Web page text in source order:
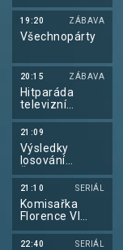
19:20 ZÁBAVA
Všechnopárty
20:15 ZÁBAVA
Hitparáda
televizní
zábavy
21:09
Výsledky
losování
Šťastných 10 a
Euromiliony
21:10 SERIÁL
Komisařka
Florence VI
(4/4)
22:40 SERIÁL